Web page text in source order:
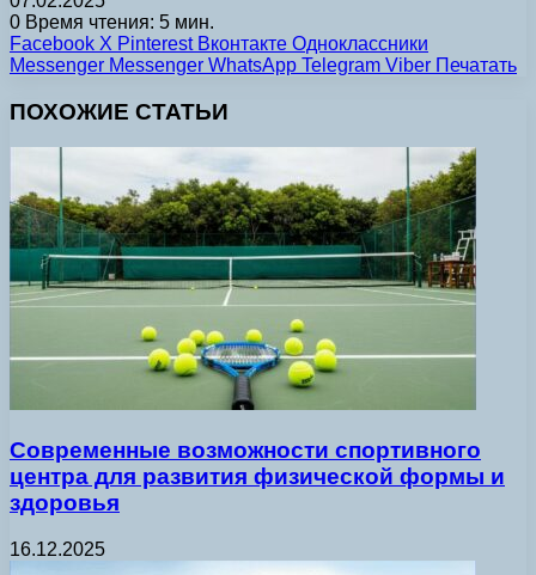
0 Время чтения: 5 мин.
Facebook X Pinterest Вконтакте Одноклассники
Messenger Messenger WhatsApp Telegram Viber Печатать
ПОХОЖИЕ СТАТЬИ
Современные возможности спортивного
центра для развития физической формы и
здоровья
16.12.2025